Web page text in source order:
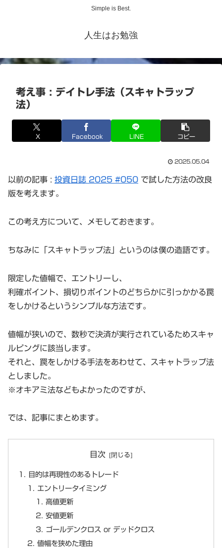
Simple is Best.
人生はお勉強
考え事 : デイトレ手法（スキャトラップ
法）
X Facebook LINE コピー
2025.05.04
以前の記事 : 投資日誌 2025 #050 で試した方法の改良
版を考えます。
この考え方について、メモしておきます。
ちなみに「スキャトラップ法」というのは僕の造語です。
限定した値幅で、エントリーし、
利確ポイント、損切りポイントのどちらかに引っかかる罠
をしかけるというシンプルな方法です。
値幅が狭いので、数秒で決済が実行されているためスキャ
ルピングに該当します。
それと、罠をしかける手法をあわせて、スキャトラップ法
としました。
※オキアミ法などもよかったのですが、
では、記事にまとめます。
目次
目的は再現性のあるトレード
エントリータイミング
高値更新
安値更新
ゴールデンクロス or デッドクロス
値幅を狭めた理由